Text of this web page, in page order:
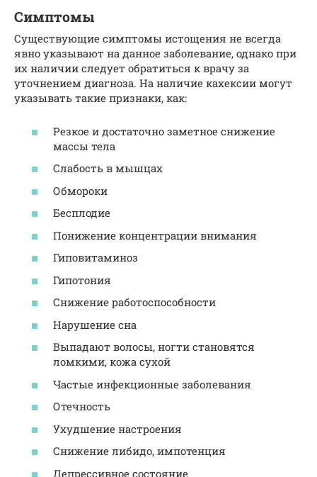
Симптомы
Существующие симптомы истощения не всегда
явно указывают на данное заболевание, однако при
их наличии следует обратиться к врачу за
уточнением диагноза. На наличие кахексии могут
указывать такие признаки, как:
Резкое и достаточно заметное снижение
массы тела
Слабость в мышцах
Обмороки
Бесплодие
Понижение концентрации внимания
Гиповитаминоз
Гипотония
Снижение работоспособности
Нарушение сна
Выпадают волосы, ногти становятся
ломкими, кожа сухой
Частые инфекционные заболевания
Отечность
Ухудшение настроения
Снижение либидо, импотенция
Депрессивное состояние